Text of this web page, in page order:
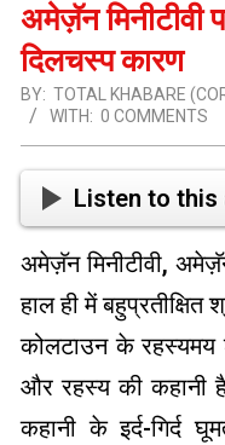
अमेज़ॅन
दिलचस्प कारण
BY: TOTAL KHABARE
WITH: 0 COMMENTS
Listen to
अमेज़ॅन मिनीटीवी,
हाल ही में
कोलटाउन के रहस्यमय
और रहस्य की कहानी
कहानी के इर्द-गिर्द